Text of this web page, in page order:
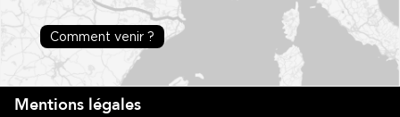
Comment venir ?
Mentions légales